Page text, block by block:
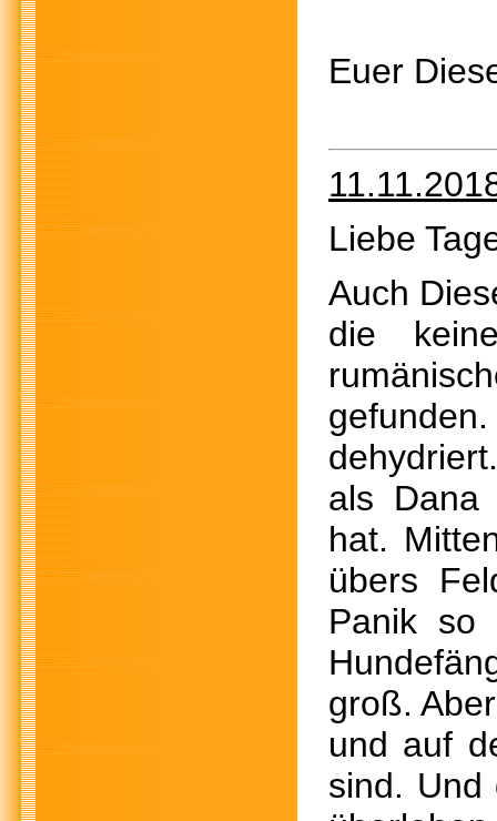
Euer
Liebe
Auch
die
als Dana
hat.
übers
Panik so
groß.
und auf
sind. Und